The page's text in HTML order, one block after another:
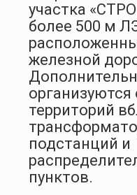
участка
более 500 м
железной
территорий
подстанций и
пунктов.